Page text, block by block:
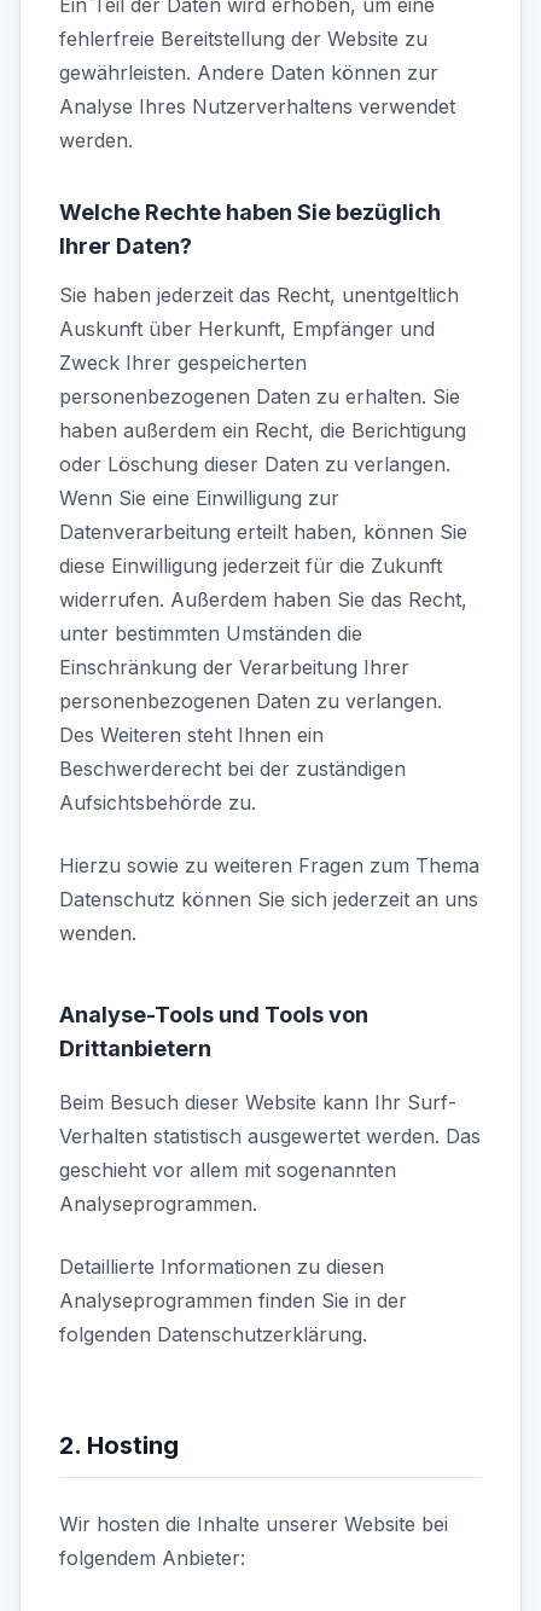
Ein Teil der Daten wird erhoben, um eine
fehlerfreie Bereitstellung der Website zu
gewährleisten. Andere Daten können zur
Analyse Ihres Nutzerverhaltens verwendet
werden.
Welche Rechte haben Sie bezüglich
Ihrer Daten?
Sie haben jederzeit das Recht, unentgeltlich
Auskunft über Herkunft, Empfänger und
Zweck Ihrer gespeicherten
personenbezogenen Daten zu erhalten. Sie
haben außerdem ein Recht, die Berichtigung
oder Löschung dieser Daten zu verlangen.
Wenn Sie eine Einwilligung zur
Datenverarbeitung erteilt haben, können Sie
diese Einwilligung jederzeit für die Zukunft
widerrufen. Außerdem haben Sie das Recht,
unter bestimmten Umständen die
Einschränkung der Verarbeitung Ihrer
personenbezogenen Daten zu verlangen.
Des Weiteren steht Ihnen ein
Beschwerderecht bei der zuständigen
Aufsichtsbehörde zu.
Hierzu sowie zu weiteren Fragen zum Thema
Datenschutz können Sie sich jederzeit an uns
wenden.
Analyse-Tools und Tools von
Drittanbietern
Beim Besuch dieser Website kann Ihr Surf-
Verhalten statistisch ausgewertet werden. Das
geschieht vor allem mit sogenannten
Analyseprogrammen.
Detaillierte Informationen zu diesen
Analyseprogrammen finden Sie in der
folgenden Datenschutzerklärung.
2. Hosting
Wir hosten die Inhalte unserer Website bei
folgendem Anbieter: